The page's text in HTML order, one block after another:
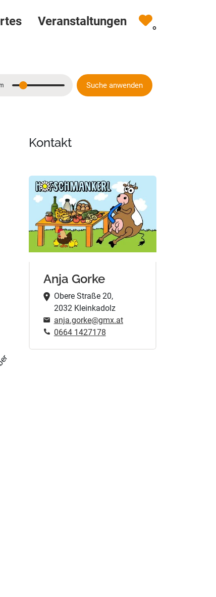
Veranstaltungen 0
Suche anwenden
Kontakt
Anja Gorke
Obere Straße 20,
2032 Kleinkadolz
anja.gorke@gmx.at
0664 1427178